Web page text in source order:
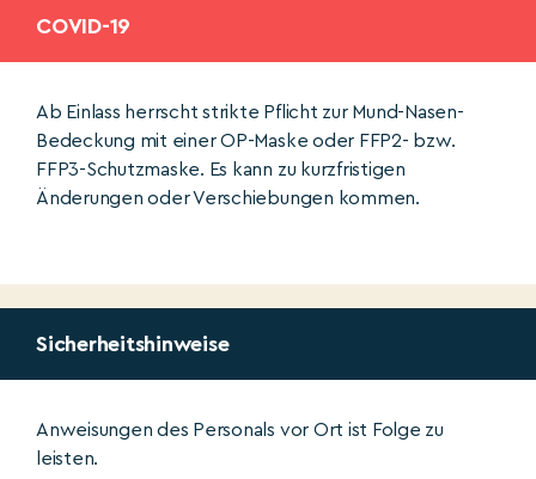
COVID-19
Ab Einlass herrscht strikte Pflicht zur Mund-Nasen-
Bedeckung mit einer OP-Maske oder FFP2- bzw.
FFP3-Schutzmaske. Es kann zu kurzfristigen
Änderungen oder Verschiebungen kommen.
Sicherheitshinweise
Anweisungen des Personals vor Ort ist Folge zu
leisten.